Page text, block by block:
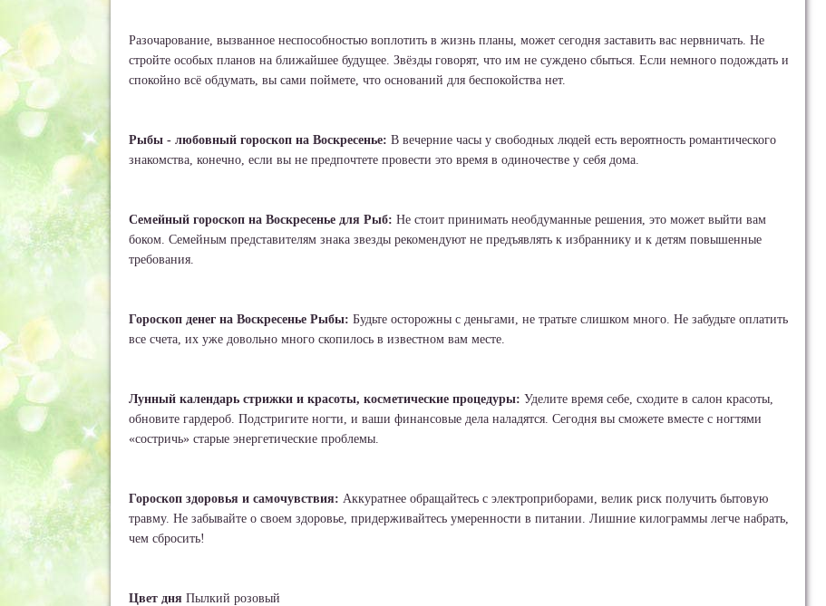
Разочарование, вызванное неспособностью воплотить в жизнь планы, может сегодня заставить вас нервничать. Не
стройте особых планов на ближайшее будущее. Звёзды говорят, что им не суждено сбыться. Если немного подождать и
спокойно всё обдумать, вы сами поймете, что оснований для беспокойства нет.
Рыбы - любовный гороскоп на Воскресенье: В вечерние часы у свободных людей есть вероятность романтического
знакомства, конечно, если вы не предпочтете провести это время в одиночестве у себя дома.
Семейный гороскоп на Воскресенье для Рыб: Не стоит принимать необдуманные решения, это может выйти вам
боком. Семейным представителям знака звезды рекомендуют не предъявлять к избраннику и к детям повышенные
требования.
Гороскоп денег на Воскресенье Рыбы: Будьте осторожны с деньгами, не тратьте слишком много. Не забудьте оплатить
все счета, их уже довольно много скопилось в известном вам месте.
Лунный календарь стрижки и красоты, косметические процедуры: Уделите время себе, сходите в салон красоты,
обновите гардероб. Подстригите ногти, и ваши финансовые дела наладятся. Сегодня вы сможете вместе с ногтями
«состричь» старые энергетические проблемы.
Гороскоп здоровья и самочувствия: Аккуратнее обращайтесь с электроприборами, велик риск получить бытовую
травму. Не забывайте о своем здоровье, придерживайтесь умеренности в питании. Лишние килограммы легче набрать,
чем сбросить!
Цвет дня Пылкий розовый